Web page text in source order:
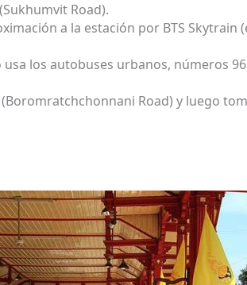
Road).
a la estación por BTS Skytrain
los autobuses urbanos, números 96,
(Boromratchchonnani Road) y luego